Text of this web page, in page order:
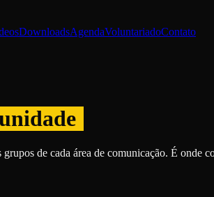
DownloadsAgendaVoluntariadoContato
de cada área de comunicação. É onde